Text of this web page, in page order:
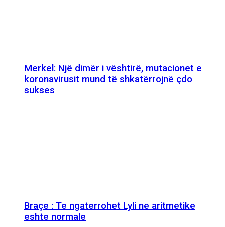
Merkel: Një dimër i vështirë, mutacionet e
koronavirusit mund të shkatërrojnë çdo
sukses
Braçe : Te ngaterrohet Lyli ne aritmetike
eshte normale